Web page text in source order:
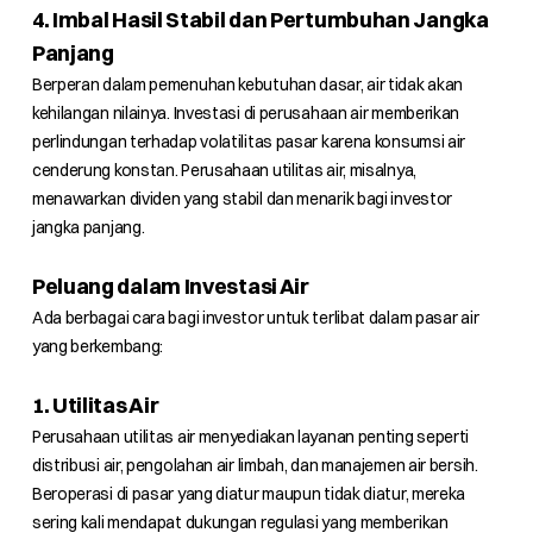
4. Imbal Hasil Stabil dan Pertumbuhan Jangka
Panjang
Berperan dalam pemenuhan kebutuhan dasar, air tidak akan
kehilangan nilainya. Investasi di perusahaan air memberikan
perlindungan terhadap volatilitas pasar karena konsumsi air
cenderung konstan. Perusahaan utilitas air, misalnya,
menawarkan dividen yang stabil dan menarik bagi investor
jangka panjang.
Peluang dalam Investasi Air
Ada berbagai cara bagi investor untuk terlibat dalam pasar air
yang berkembang:
1. Utilitas Air
Perusahaan utilitas air menyediakan layanan penting seperti
distribusi air, pengolahan air limbah, dan manajemen air bersih.
Beroperasi di pasar yang diatur maupun tidak diatur, mereka
sering kali mendapat dukungan regulasi yang memberikan